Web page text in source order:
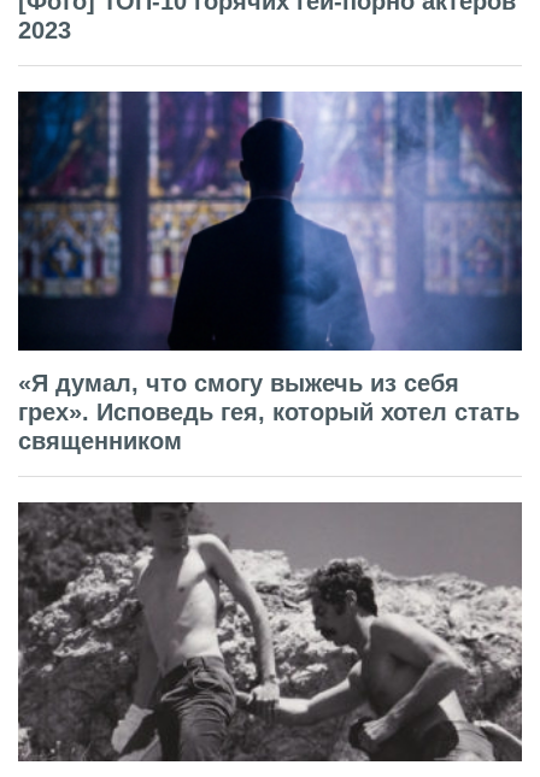
2023
«Я думал, что смогу выжечь из себя
грех». Исповедь гея, который хотел стать
священником